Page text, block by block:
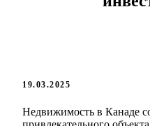
19.03.2025
Недвижимость в Канаде